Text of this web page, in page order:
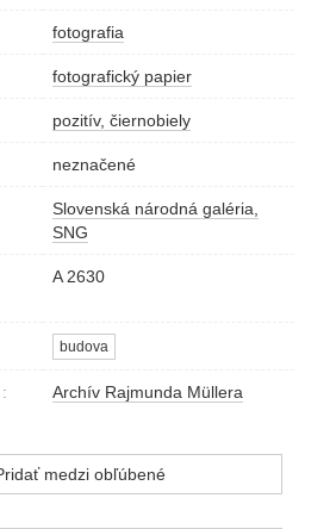
fotografia
fotografický papier
pozitív, čiernobiely
neznačené
Slovenská národná galéria,
SNG
A 2630
budova
Archív Rajmunda Müllera
medzi obľúbené